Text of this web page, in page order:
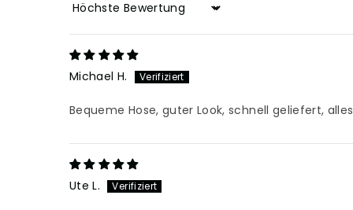
Sort by
Michael H.
Bequeme Hose, guter Look, schnell geliefert,
Ute L.